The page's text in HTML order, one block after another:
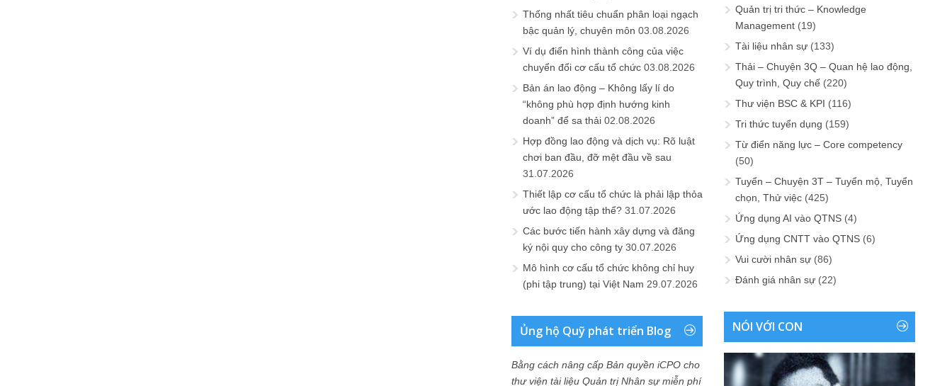
Thống nhất tiêu chuẩn phân loại ngạch
bậc quản lý, chuyên môn 03.08.2026
Ví dụ điển hình thành công của việc
chuyển đổi cơ cấu tổ chức 03.08.2026
Bản án lao động – Không lấy lí do
“không phù hợp định hướng kinh
doanh” để sa thải 02.08.2026
Hợp đồng lao động và dịch vụ: Rõ luật
chơi ban đầu, đỡ mệt đầu về sau
31.07.2026
Thiết lập cơ cấu tổ chức là phải lập thỏa
ước lao động tập thể? 31.07.2026
Các bước tiến hành xây dựng và đăng
ký nội quy cho công ty 30.07.2026
Mô hình cơ cấu tổ chức không chỉ huy
(phi tập trung) tại Việt Nam 29.07.2026
Ủng hộ Quỹ phát triển Blog
Bằng cách nâng cấp Bản quyền iCPO cho
thư viện tài liệu Quản trị Nhân sự miễn phí
Quản trị tri thức – Knowledge
Management (19)
Tài liệu nhân sự (133)
Thải – Chuyện 3Q – Quan hệ lao động,
Quy trình, Quy chế (220)
Thư viện BSC & KPI (116)
Tri thức tuyển dụng (159)
Từ điển năng lực – Core competency
(50)
Tuyển – Chuyện 3T – Tuyển mộ, Tuyển
chọn, Thử việc (425)
Ứng dụng AI vào QTNS (4)
Ứng dụng CNTT vào QTNS (6)
Vui cười nhân sự (86)
Đánh giá nhân sự (22)
NÓI VỚI CON